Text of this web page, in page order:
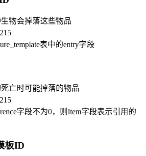
物会掉落这些物品
表中的entry字段
亡时可能掉落的物品
字段不为0，则Item字段表示引用的
板ID